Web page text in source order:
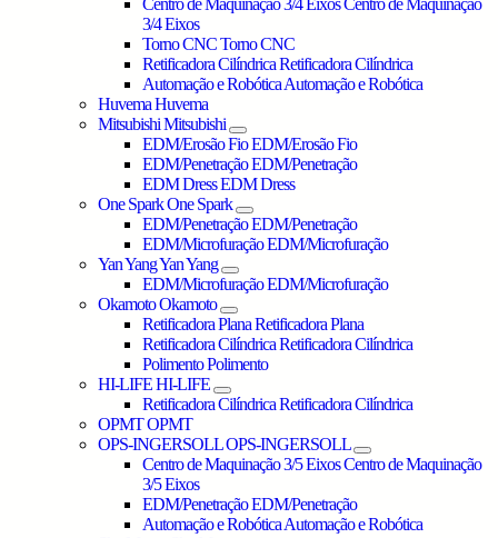
Centro de Maquinação 3/4 EixosCentro de Maquinação
3/4 Eixos
Torno CNCTorno CNC
Retificadora CilíndricaRetificadora Cilíndrica
Automação e RobóticaAutomação e Robótica
HuvemaHuvema
MitsubishiMitsubishi
EDM/Erosão FioEDM/Erosão Fio
EDM/PenetraçãoEDM/Penetração
EDM DressEDM Dress
One SparkOne Spark
EDM/PenetraçãoEDM/Penetração
EDM/MicrofuraçãoEDM/Microfuração
Yan YangYan Yang
EDM/MicrofuraçãoEDM/Microfuração
OkamotoOkamoto
Retificadora PlanaRetificadora Plana
Retificadora CilíndricaRetificadora Cilíndrica
PolimentoPolimento
HI-LIFEHI-LIFE
Retificadora CilíndricaRetificadora Cilíndrica
OPMTOPMT
OPS-INGERSOLL OPS-INGERSOLL
Centro de Maquinação 3/5 EixosCentro de Maquinação
3/5 Eixos
EDM/PenetraçãoEDM/Penetração
Automação e RobóticaAutomação e Robótica